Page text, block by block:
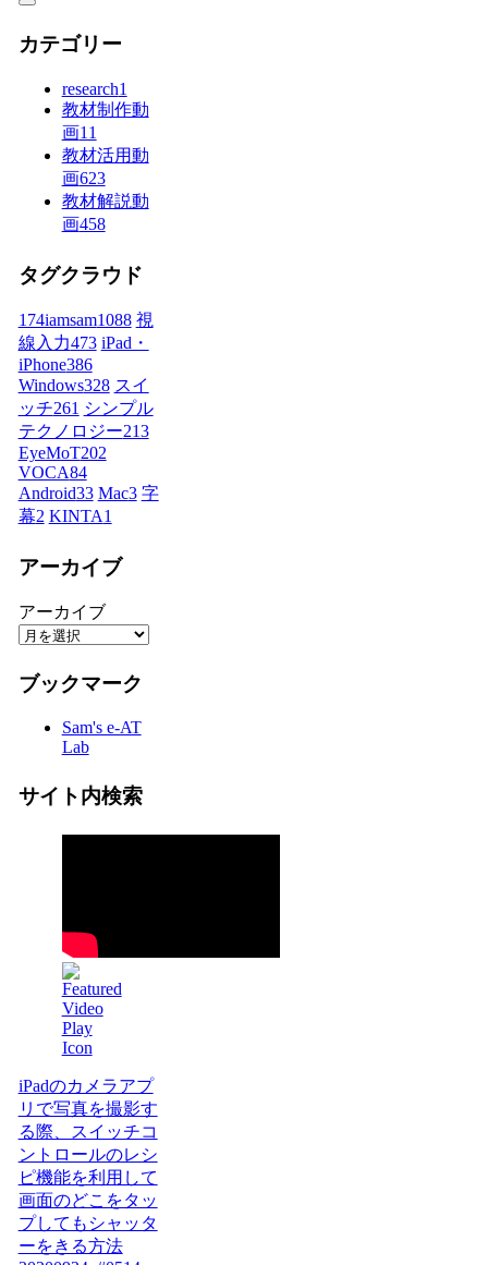
カテゴリー
research1
教材制作動
画11
教材活用動
画623
教材解説動
画458
タグクラウド
174iamsam1088 視
線入力473 iPad・
iPhone386
Windows328 スイ
ッチ261 シンプル
テクノロジー213
EyeMoT202
VOCA84
Android33 Mac3 字
幕2 KINTA1
アーカイブ
アーカイブ
ブックマーク
Sam's e-AT
Lab
サイト内検索
iPadのカメラアプ
リで写真を撮影す
る際、スイッチコ
ントロールのレシ
ピ機能を利用して
画面のどこをタッ
プしてもシャッタ
ーをきる方法